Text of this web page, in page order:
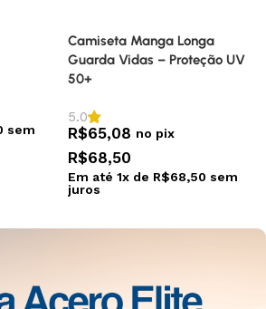
Farda Bombeiro Civil – RipStop
– Manga Curta
R$322,00
Em até6x de R$53,67
juros
Selecionar opções